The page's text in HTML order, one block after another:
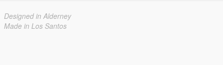
Designed in Alderney
Made in Los Santos